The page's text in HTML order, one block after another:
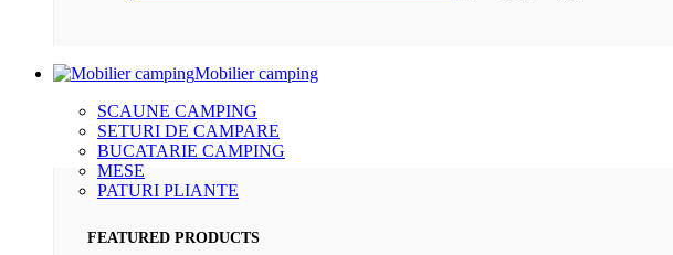
Mobilier camping
SCAUNE CAMPING
SETURI DE CAMPARE
BUCATARIE CAMPING
MESE
PATURI PLIANTE
FEATURED PRODUCTS